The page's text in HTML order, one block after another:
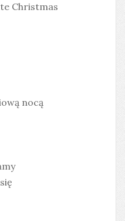
Christmas
nocą